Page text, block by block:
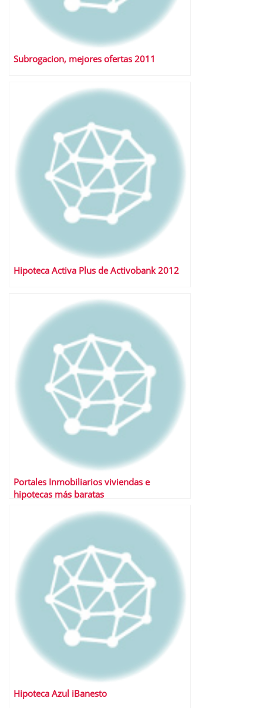
Subrogacion, mejores ofertas 2011
Hipoteca Activa Plus de Activobank 2012
Portales Inmobiliarios viviendas e
hipotecas más baratas
Hipoteca Azul iBanesto